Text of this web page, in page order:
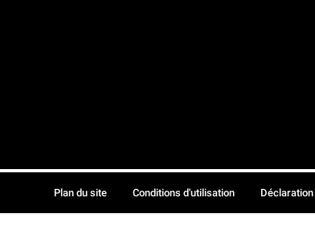
Plan du site Conditions d'utilisation